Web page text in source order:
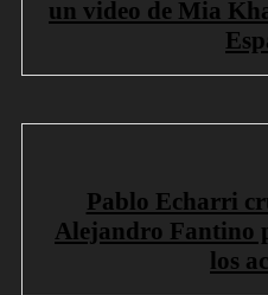
un video de Mia
Pablo Echarri
Alejandro Fantino
los